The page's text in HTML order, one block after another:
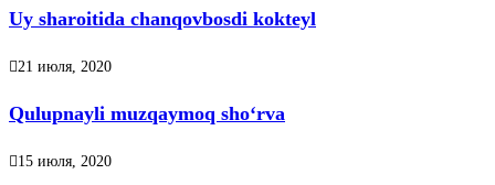
Uy sharoitida chanqovbosdi kokteyl
21 июля, 2020
Qulupnayli muzqaymoq sho‘rva
15 июля, 2020